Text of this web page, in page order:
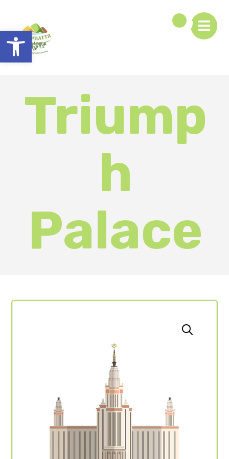
Відкрити Панель інструментів
Triump
h
Palace